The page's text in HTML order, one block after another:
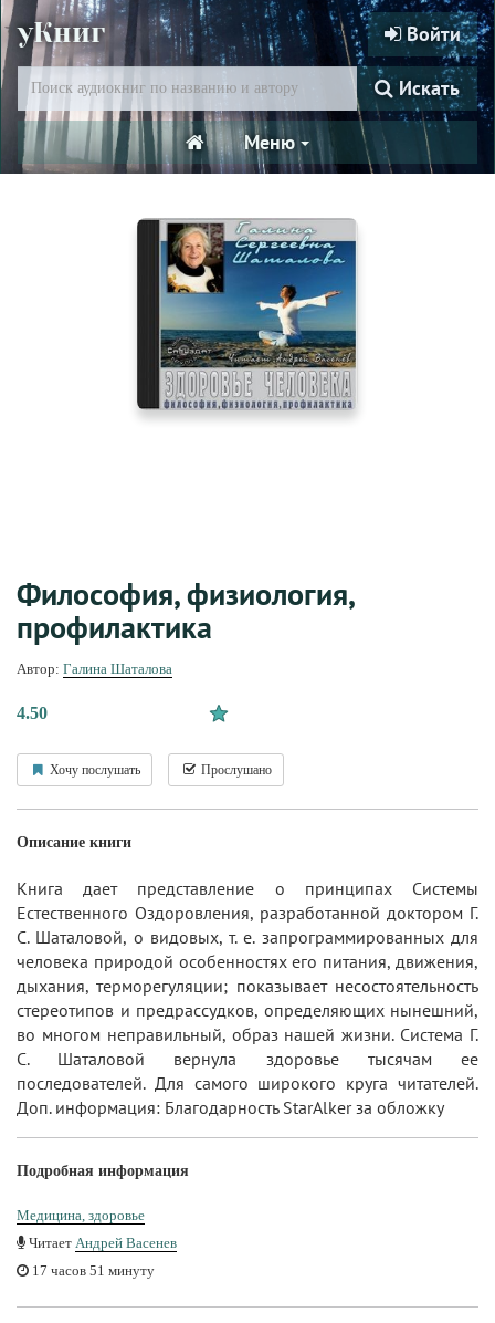
уКниг Войти
Искать
Меню
Философия, физиология,
профилактика
Автор: Галина Шаталова
4.50
Хочу послушать Прослушано
Описание книги
Книга дает представление о принципах Системы
Естественного Оздоровления, разработанной доктором Г.
С. Шаталовой, о видовых, т. е. запрограммированных для
человека природой особенностях его питания, движения,
дыхания, терморегуляции; показывает несостоятельность
стереотипов и предрассудков, определяющих нынешний,
во многом неправильный, образ нашей жизни. Система Г.
С. Шаталовой вернула здоровье тысячам ее
последователей. Для самого широкого круга читателей.
Доп. информация: Благодарность StarAlker за обложку
Подробная информация
Медицина, здоровье
Читает Андрей Васенев
17 часов 51 минуту